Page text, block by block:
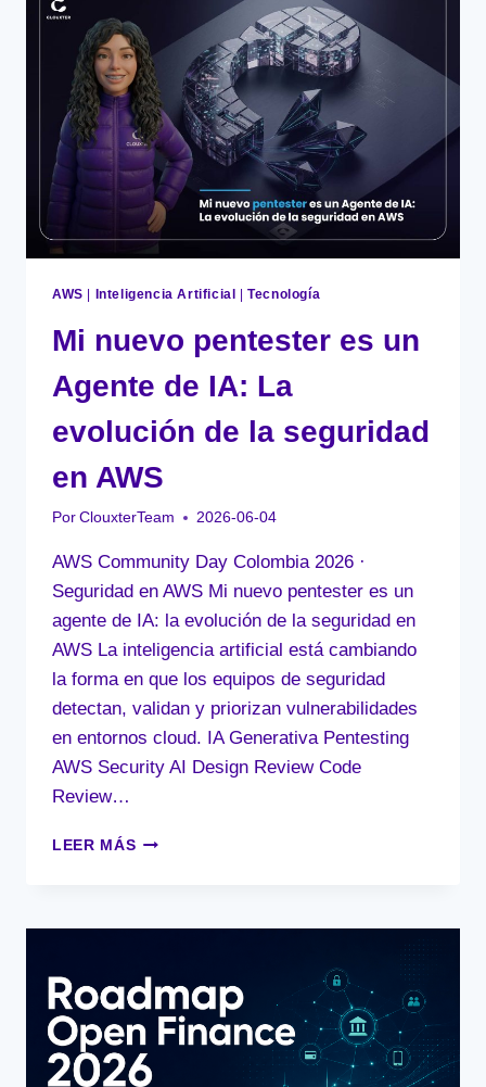
COMO
INFRAESTRUCTURA
SOSTENIBLE
AWS Inteligencia Artificial |Tecnología
Mi nuevo pentester es un
Agente de IA: La
evolución de la seguridad
en AWS
Por ClouxterTeam 2026-06-04
AWS Community Day Colombia 2026 ·
Seguridad en AWS Mi nuevo pentester es un
agente de IA: la evolución de la seguridad en
AWS La inteligencia artificial está cambiando
la forma en que los equipos de seguridad
detectan, validan y priorizan vulnerabilidades
en entornos cloud. IA Generativa Pentesting
AWS Security AI Design Review Code
Review…
LEER MÁS MI
UN
DE
IA:
LA
EVOLUCIÓN
DE